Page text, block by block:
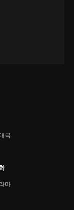
극
마